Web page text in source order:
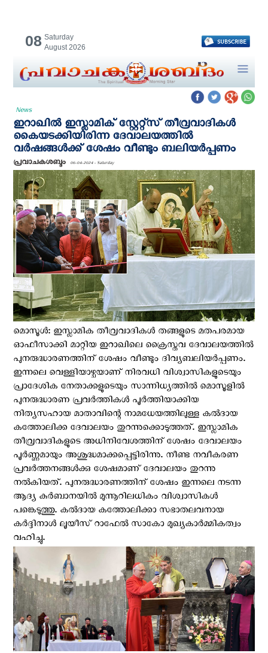
08 Saturday
August 2026
News
ഇറാഖില്‍ ഇസ്ലാമിക് സ്റ്റേറ്റ്സ് തീവ്രവാദികള്‍
കൈയടക്കിയിരിന്ന ദേവാലയത്തില്‍
വര്‍ഷങ്ങള്‍ക്ക് ശേഷം വീണ്ടും ബലിയര്‍പ്പണം
പ്രവാചകശബ്ദം 06-04-2024 - Saturday
മൊസൂള്‍: ഇസ്ലാമിക തീവ്രവാദികള്‍ തങ്ങളുടെ മതപരമായ
ഓഫീസാക്കി മാറ്റിയ ഇറാഖിലെ ക്രൈസ്തവ ദേവാലയത്തില്‍
പുനരുദ്ധാരണത്തിന് ശേഷം വീണ്ടും ദിവ്യബലിയര്‍പ്പണം.
ഇന്നലെ വെള്ളിയാഴ്ചയാണ് നിരവധി വിശ്വാസികളുടെയും
പ്രാദേശിക നേതാക്കളുടെയും സാന്നിധ്യത്തില്‍ മൊസൂളിൽ
പുനരുദ്ധാരണ പ്രവര്‍ത്തികള്‍ പൂര്‍ത്തിയാക്കിയ
നിത്യസഹായ മാതാവിന്റെ നാമധേയത്തിലുള്ള കൽദായ
കത്തോലിക്ക ദേവാലയം തുറന്നുക്കൊടുത്തത്. ഇസ്ലാമിക
തീവ്രവാദികളുടെ അധിനിവേശത്തിന് ശേഷം ദേവാലയം
പൂര്‍ണ്ണമായും അശുദ്ധമാക്കപ്പെട്ടിരിന്നു. നീണ്ട നവീകരണ
പ്രവര്‍ത്തനങ്ങള്‍ക്കു ശേഷമാണ് ദേവാലയം തുറന്നു
നല്‍കിയത്. പുനരുദ്ധാരണത്തിന് ശേഷം ഇന്നലെ നടന്ന
ആദ്യ കുർബാനയിൽ മുന്നൂറിലധികം വിശ്വാസികള്‍
പങ്കെടുത്തു. കല്‍ദായ കത്തോലിക്കാ സഭാതലവനായ
കര്‍ദ്ദിനാള്‍ ലൂയീസ് റാഫേല്‍ സാകോ മുഖ്യകാര്‍മ്മികത്വം
വഹിച്ചു.